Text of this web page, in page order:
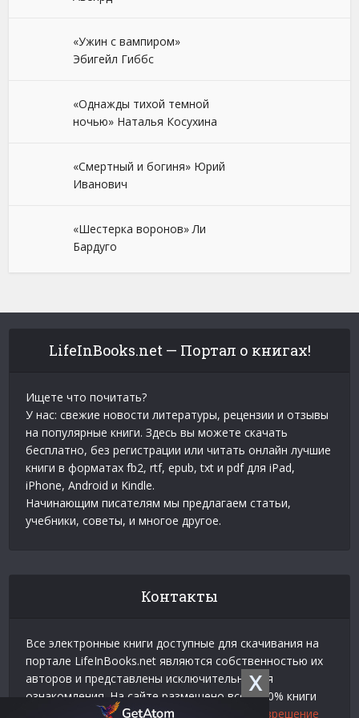
X
«Ужин с вампиром»
Эбигейл Гиббс
«Однажды тихой темной
ночью» Наталья Косухина
«Смертный и богиня» Юрий
Иванович
«Шестерка воронов» Ли
Бардуго
LifeInBooks.net — Портал о книгах!
Ищете что почитать?
У нас: свежие новости литературы, рецензии и отзывы
на популярные книги. Здесь вы можете скачать
бесплатно, без регистрации или читать онлайн лучшие
книги в форматах fb2, rtf, epub, txt и pdf для iPad,
iPhone, Android и Kindle.
Начинающим писателям мы предлагаем статьи,
учебники, советы, и многое другое.
Контакты
Все электронные книги доступные для скачивания на
портале LifeInBooks.net являются собственностью их
авторов и представлены исключительно для
ознакомления. На сайте размещено всего 20% книги
взятой у нашего партнера Официальное разрешение